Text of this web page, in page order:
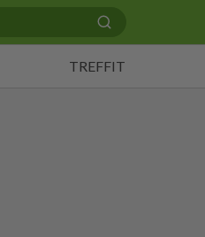
TREFFIT